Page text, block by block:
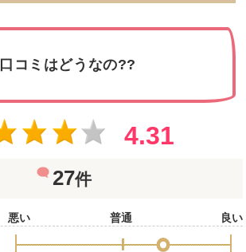
口コミはどうなの??
4.31
27件
悪い 普通 良い